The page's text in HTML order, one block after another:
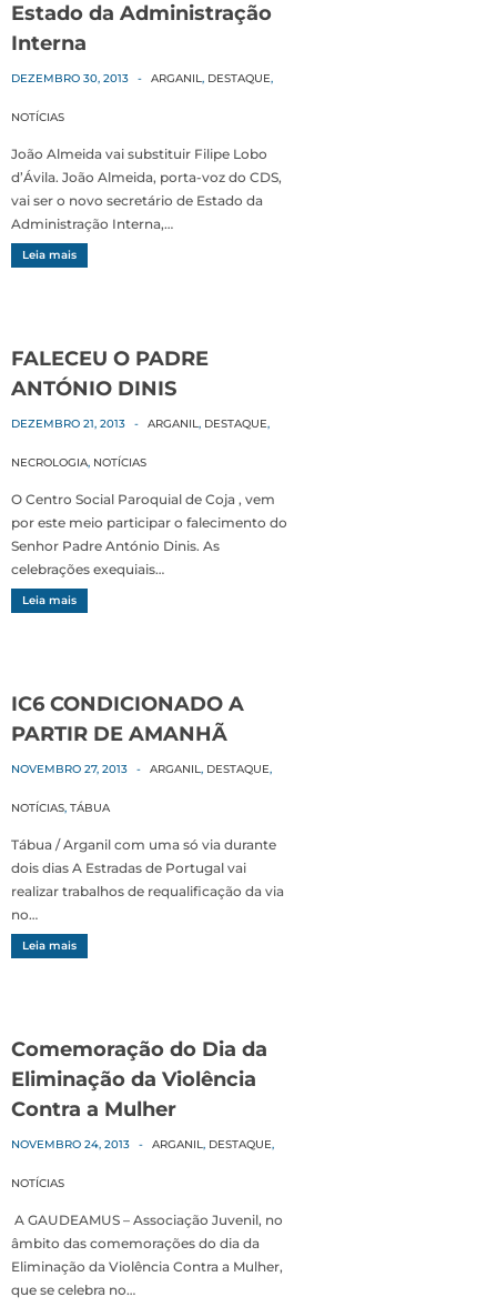
Estado da Administração
Interna
DEZEMBRO 30, 2013 - ARGANIL, DESTAQUE,
NOTÍCIAS
João Almeida vai substituir Filipe Lobo
d’Ávila. João Almeida, porta-voz do CDS,
vai ser o novo secretário de Estado da
Administração Interna,…
Leia mais
FALECEU O PADRE
ANTÓNIO DINIS
DEZEMBRO 21, 2013 - ARGANIL, DESTAQUE,
NECROLOGIA, NOTÍCIAS
O Centro Social Paroquial de Coja , vem
por este meio participar o falecimento do
Senhor Padre António Dinis. As
celebrações exequiais…
Leia mais
IC6 CONDICIONADO A
PARTIR DE AMANHÃ
NOVEMBRO 27, 2013 - ARGANIL, DESTAQUE,
NOTÍCIAS, TÁBUA
Tábua / Arganil com uma só via durante
dois dias A Estradas de Portugal vai
realizar trabalhos de requalificação da via
no…
Leia mais
Comemoração do Dia da
Eliminação da Violência
Contra a Mulher
NOVEMBRO 24, 2013 - ARGANIL, DESTAQUE,
NOTÍCIAS
A GAUDEAMUS – Associação Juvenil, no
âmbito das comemorações do dia da
Eliminação da Violência Contra a Mulher,
que se celebra no…